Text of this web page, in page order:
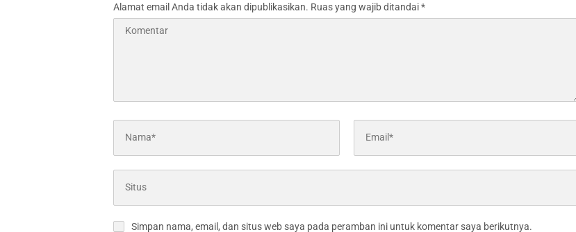
Alamat email Anda tidak akan dipublikasikan. Ruas yang wajib ditandai*
Simpan nama, email, dan situs web saya pada peramban ini untuk komentar saya berikutnya.